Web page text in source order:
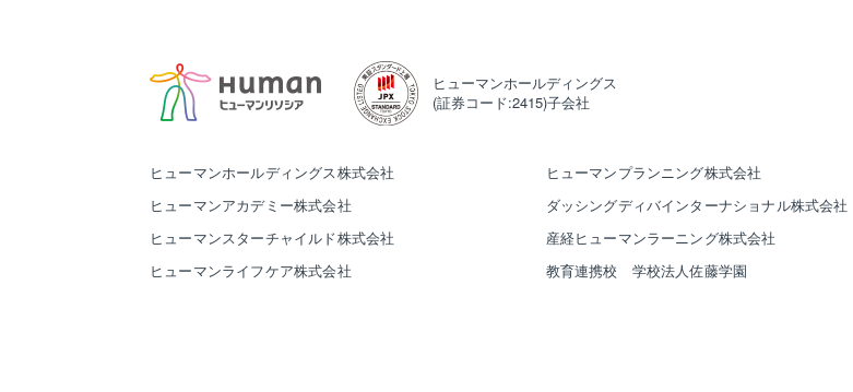
ヒューマンホールディングス
(証券コード:2415)子会社
ヒューマンホールディングス株式会社
ヒューマンアカデミー株式会社
ヒューマンスターチャイルド株式会社
ヒューマンライフケア株式会社
ヒューマンプランニング株式会社
ダッシングディバインターナショナル株式会社
産経ヒューマンラーニング株式会社
教育連携校 学校法人佐藤学園